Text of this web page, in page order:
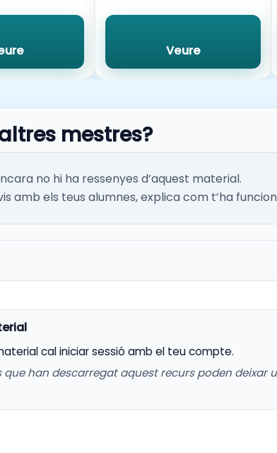
Veure
mestres?
no hi ha ressenyes d’aquest material.
amb els teus alumnes, explica com t’ha
cal iniciar sessió amb el teu compte.
que han descarregat aquest recurs poden deixar